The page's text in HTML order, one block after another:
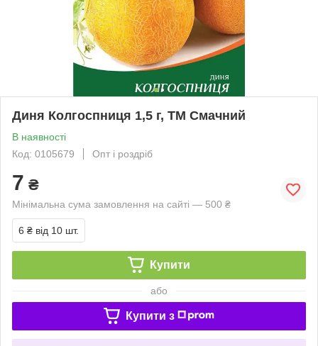
Диня Колгоспниця 1,5 г, ТМ Смачний
В наявності
Код: 0105679
Опт і роздріб
7 ₴
Мінімальна сума замовлення на сайті — 500 ₴
6 ₴ від 10 шт.
Купити
або
Купити з